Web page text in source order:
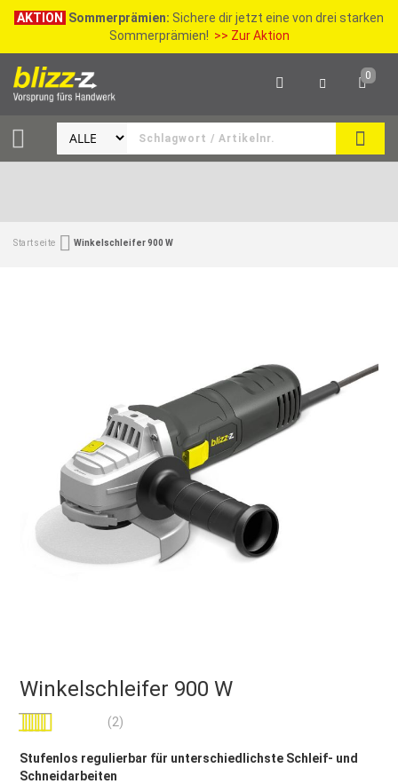
AKTION Sommerprämien: Sichere dir jetzt eine von drei starken
Sommerprämien! >> Zur Aktion
0
Startseite Winkelschleifer 900 W
Winkelschleifer 900 W
Bewertung: (2)
Stufenlos regulierbar für unterschiedlichste Schleif- und
Schneidarbeiten